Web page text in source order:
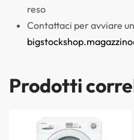
reso
Contattaci per avviare
Prodotti